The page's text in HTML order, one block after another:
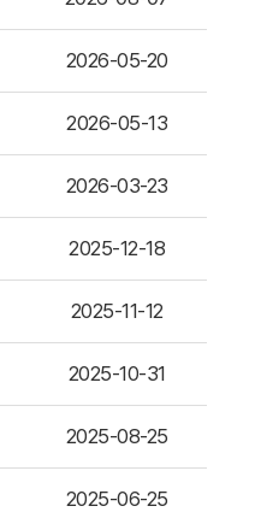
2026-05-20
2026-05-13
2026-03-23
2025-12-18
2025-11-12
2025-10-31
2025-08-25
2025-06-25